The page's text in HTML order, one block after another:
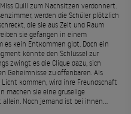
Quill zum Nachsitzen verdonnert.
werden die Schüler plötzlich
die sie aus Zeit und Raum
sie gefangen in einem
es kein Entkommen gibt. Doch ein
könnte den Schlüssel zur
zwingt es die Clique dazu, sich
Geheimnisse zu offenbaren. Als
kommen, wird ihre Freundschaft
machen sie eine gruselige
Noch jemand ist bei ihnen…